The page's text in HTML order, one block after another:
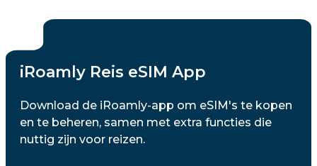
iRoamly Reis eSIM App
Download de iRoamly-app om eSIM's te kopen
en te beheren, samen met extra functies die
nuttig zijn voor reizen.